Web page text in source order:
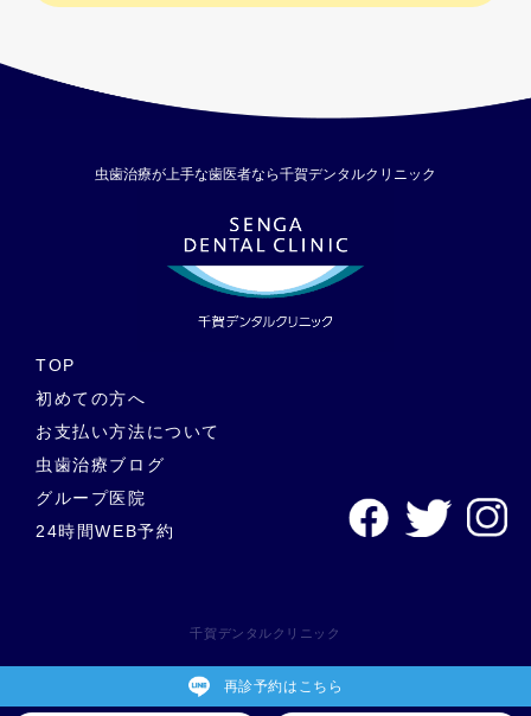
度な恐怖心を与えてしまい、虫歯治療ができないと判断されて
歯治療を行なっている当院の取り組みについてご紹介いたしま
ています。 やはり、いきなり虫歯治療ができる子もいれば、そ
に治療をし続けることは、お子様のストレスになるだけでな
く、将来的にもマイナスの結果につながりかねないため注意が
院に行くハードルが上がり、結果として、大人になってからも
なりかねません。 2歳、3歳、4歳、5歳の虫歯治療のポイント
当院では、ご来院時にお子様の歯に緊急性の高い症状がなけれ
ば無理に治療を進めるのではなく、少しずつ歯科に慣れてもら
うところから始めていくといった柔軟なスタンスをとっていま
す。 診察のうえ、経過観察できるような虫歯は進行止めなどの
軽微な処置で済ませ、精神的な成長を待ってから治療を進める
方が有効な場合もあります。 小さなお子様が虫歯治療を受ける
ことはとても大変ですし、保護者様もご心配になるかと思いま
子どものお口の健康を守るためには、保護者の方が正しい知識
のお口の環境を一緒に守っていくために、まず保護者の方に正
しい歯科知識をご理解いただけるよう丁寧な説明に努めていま
虫歯治療が上手な歯医者なら千賀デンタルクリニック
TOP
初めての方へ
お支払い方法について
虫歯治療ブログ
グループ医院
24時間WEB予約
千賀デンタルクリニック
再診予約はこちら